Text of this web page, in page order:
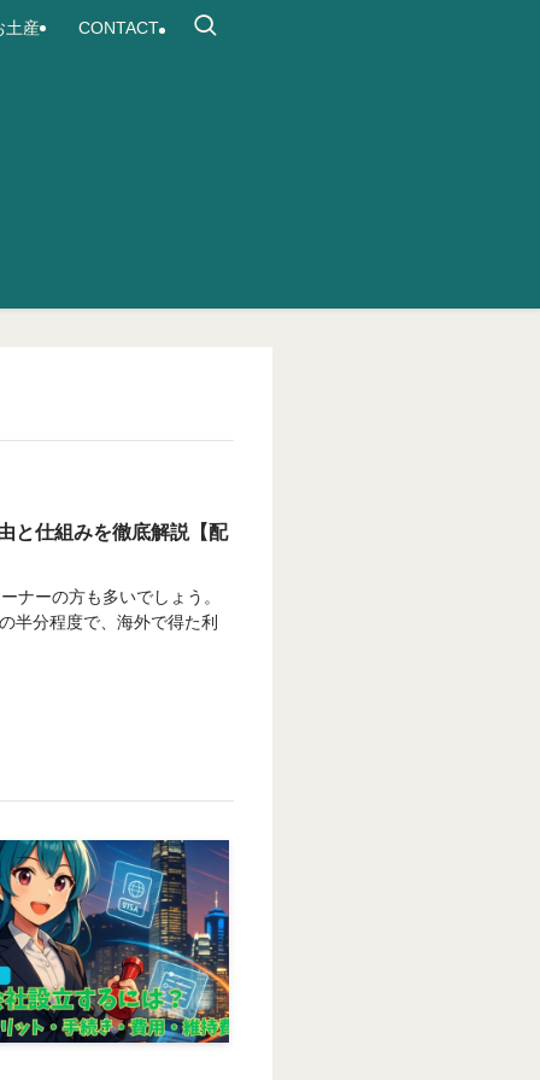
土産 CONTACT
と仕組みを徹底解説【配
ナーの方も多いでしょう。
半分程度で、海外で得た利